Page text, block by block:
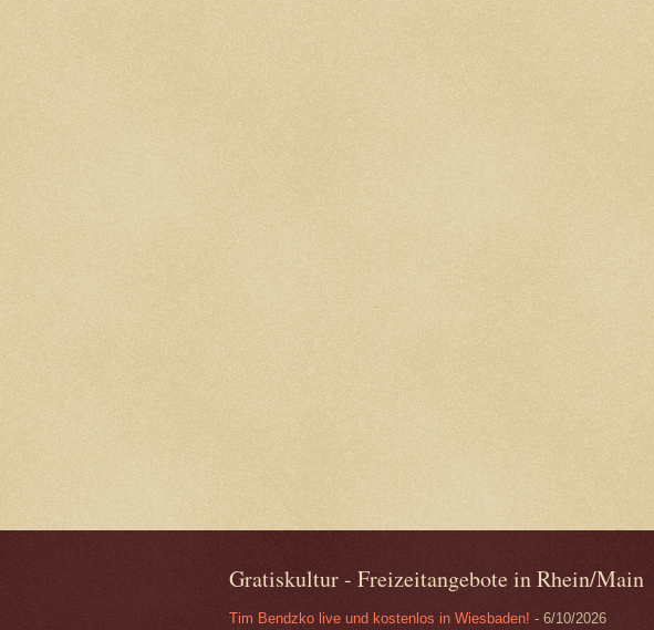
Gratiskultur - Freizeitangebote in Rhein/Main
Tim Bendzko live und kostenlos in Wiesbaden! - 6/10/2026